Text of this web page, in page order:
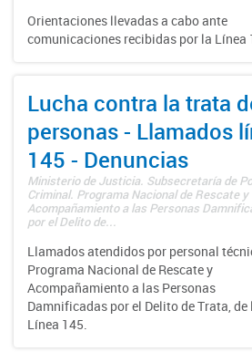
Orientaciones llevadas a cabo ante
comunicaciones recibidas por la Línea
Lucha contra la trata
personas - Llamados
145 - Denuncias
Ministerio de Justicia. Subsecretaría de
Criminal. Programa Nacional de Rescate y
Acompañamiento a las Personas
por el Delito de...
Llamados atendidos por personal
Programa Nacional de Rescate y
Acompañamiento a las Personas
Damnificadas por el Delito de Trata, de
Línea 145.